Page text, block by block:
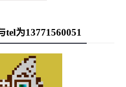
tel为13771560051